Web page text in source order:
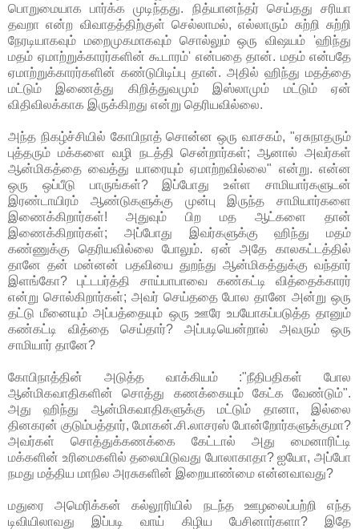
பொறுமையாக பார்க்க முடிந்தது. நித்யானந்தர் செய்தது சரியா
தவறா என்ற விவாதத்திற்குள் செல்லாமல், எல்லாரும் சுற்றி சுற்றி
நேரடியாகவும் மறைமுகமாகவும் சொல்லும் ஒரு விஷயம் 'ஹிந்து
மதம் ஏமாற்றுக்காரர்களின் கூடாரம்' என்பதை தான். மதம் என்பதே
ஏமாற்றுக்காரர்களின் கண்டுபிடிப்பு தான். அதில் ஹிந்து மதத்தை
மட்டும் இணைத்து கிறித்துவமும் இஸ்லாமும் மட்டும் ஏன்
விதிவிலக்காக இருக்கிறது என்று தெரியவில்லை.
அந்த நிகழ்ச்சியில் கோபிநாத் சொன்ன ஒரு வாசகம், "ஏசுநாதரும்
புத்தரும் மக்களை வழி நடத்தி சென்றார்கள்; ஆனால் அவர்கள்
ஆன்மிகத்தை வைத்து யாரையும் ஏமாற்றவில்லை" என்று. என்ன
ஒரு ஒப்பீடு பாருங்கள்? இப்போது உள்ள சாமியார்களுடன்
இரண்டாயிரம் ஆண்டுகளுக்கு முன்பு இருந்த சாமியார்களை
இணைக்கிறார்கள்! அதுவும் பிற மத ஆட்களை தான்
இணைக்கிறார்கள்; அப்போது இவர்களுக்கு ஹிந்து மதம்
கண்ணுக்கு தெரியவில்லை போலும். ஏன் அதே காலகட்டத்தில்
தானே தன் மன்னன் பதவியை துறந்து ஆன்மிகத்துக்கு வந்தார்
இளங்கோ? புட்டபர்த்தி சாய்பாபாவை கண்கட்டி வித்தைக்காரர்
என்று சொல்கிறார்கள்; அவர் செய்ததை போல தானே அன்று ஒரு
தட்டு மீனையும் அப்பத்தையும் ஒரு ஊரே உபயோகப்படுத்த தானும்
கண்கட்டி வித்தை செய்தார்? அப்படியென்றால் அவரும் ஒரு
சாமியார் தானே?
கோபிநாத்தின் அடுத்த வாக்கியம் :"நீதிபதிகள் போல
ஆன்மிகவாதிகளின் சொத்து கணக்கையும் கேட்க வேண்டும்".
அது ஹிந்து ஆன்மிகவாதிகளுக்கு மட்டும் தானா, இல்லை
தினகரன் குடும்பத்தார், மோகன்.சி.லாசரஸ் போன்றோர்களுக்குமா?
அவர்கள் சொத்துக்கணக்கை கேட்டால் அது மைனாரிட்டி
மக்களின் உரிமைகளில் தலையிடுவது போலாகாதா? ஐயோ, அப்போ
நமது மத்திய மாநில அரசுகளின் இறையாண்மை என்னவாவது?
மதுரை அமெரிக்கன் கல்லூரியில் நடந்த ஊழலைப்பற்றி எந்த
டிவியிலாவது இப்படி வாய் கிழிய பேசினார்களா? இதே